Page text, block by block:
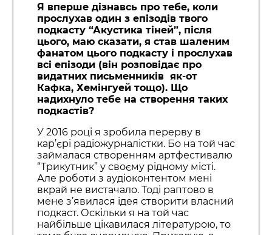
Я вперше дізнавсь про тебе, коли
прослухав один з епізодів твого
подкасту “Акустика тіней”, після
цього, маю сказати, я став шаленим
фанатом цього подкасту і прослухав
всі епізоди (він розповідає про
видатних письменників як-от
Кафка, Хемінгуей тощо). Що
надихнуло тебе на створення таких
подкастів?
У 2016 році я зробила перерву в
кар’єрі радіожурналістки. Бо на той час
займалася створенням артфестивалю
“Трикутник” у своєму рідному місті.
Але роботи з аудіоконтентом мені
вкрай не вистачало. Тоді раптово в
мене з’явилася ідея створити власний
подкаст. Оскільки я на той час
найбільше цікавилася літературою, то